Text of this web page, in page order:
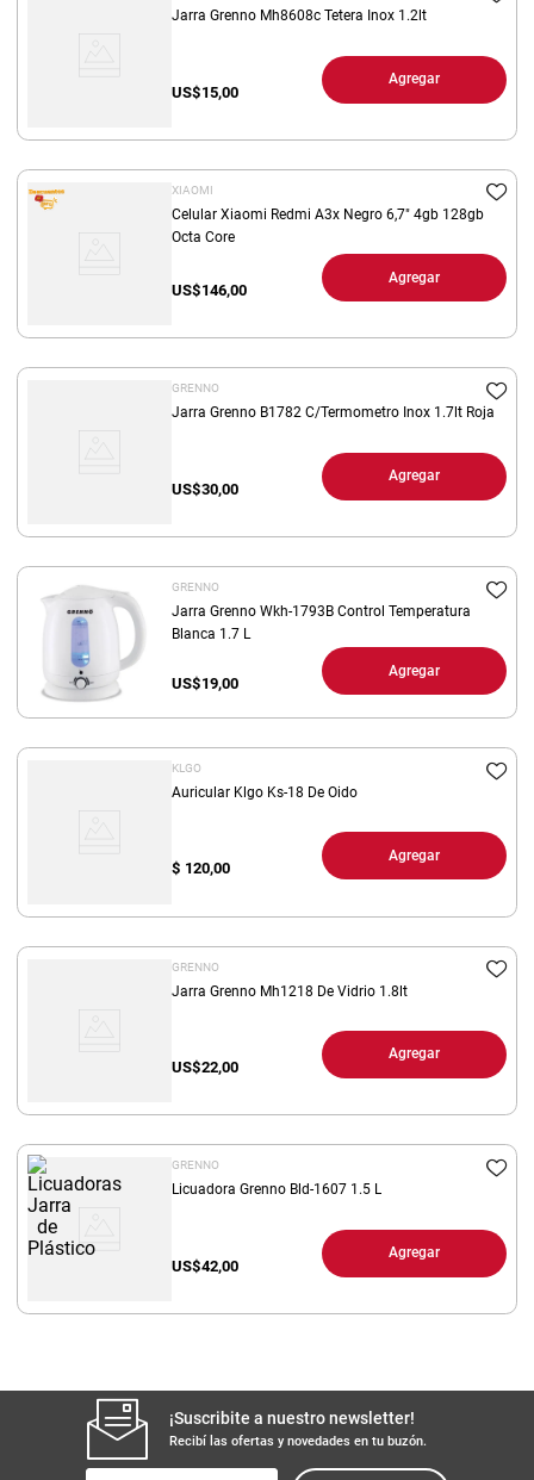
Jarra Grenno Mh8608c Tetera Inox 1.2lt
US$15,00
Agregar
XIAOMI
Celular Xiaomi Redmi A3x Negro 6,7" 4gb 128gb
Octa Core
US$146,00
Agregar
GRENNO
Jarra Grenno B1782 C/Termometro Inox 1.7lt Roja
US$30,00
Agregar
GRENNO
Jarra Grenno Wkh-1793B Control Temperatura
Blanca 1.7 L
US$19,00
Agregar
KLGO
Auricular Klgo Ks-18 De Oido
$ 120,00
Agregar
GRENNO
Jarra Grenno Mh1218 De Vidrio 1.8lt
US$22,00
Agregar
GRENNO
Licuadora Grenno Bld-1607 1.5 L
US$42,00
Agregar
¡Suscribite a nuestro newsletter!
Recibí las ofertas y novedades en tu buzón.